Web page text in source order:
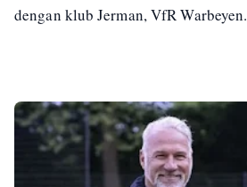
dengan klub Jerman, VfR Warbeyen.